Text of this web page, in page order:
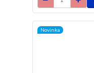
Novinka